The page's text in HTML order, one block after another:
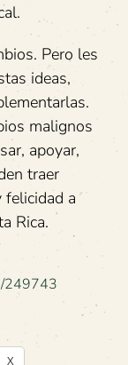
Pero les
ideas,
malignos
apoyar,
traer
felicidad a
Rica.
249743
X